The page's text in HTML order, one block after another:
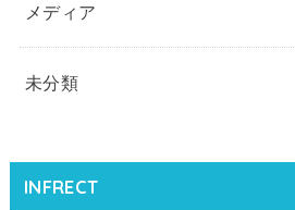
メディア
未分類
INFRECT